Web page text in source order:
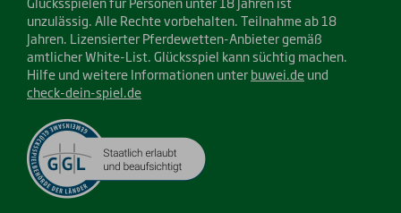
unzulässig. Alle Rechte vorbehalten. Teilnahme ab 18
Jahren. Lizensierter Pferdewetten-Anbieter gemäß
amtlicher White-List. Glücksspiel kann süchtig machen.
Hilfe und weitere Informationen unterbuwei.deund
check-dein-spiel.de